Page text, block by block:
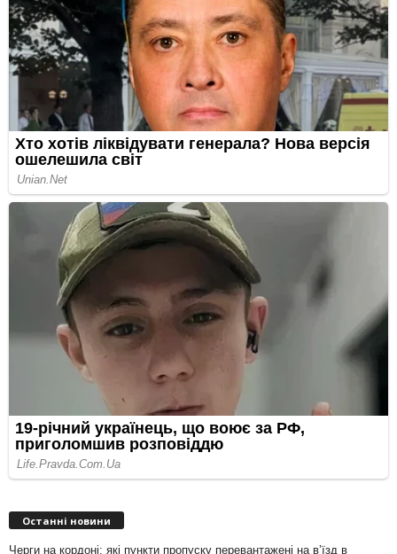
Останні новини
Черги на кордоні: які пункти пропуску перевантажені на вʼїзд в